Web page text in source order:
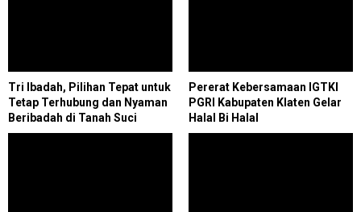
Tri Ibadah, Pilihan Tepat untuk
Tetap Terhubung dan Nyaman
Beribadah di Tanah Suci
selama Umrah dan Haji
Pererat Kebersamaan IGTKI
PGRI Kabupaten Klaten Gelar
Halal Bi Halal